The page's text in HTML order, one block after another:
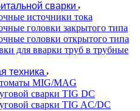
сварки
источники тока
головки закрытого типа
головки открытого типа
для вварки труб в трубные
техника
MIG/MAG
сварки TIG DC
сварки TIG AC/DC